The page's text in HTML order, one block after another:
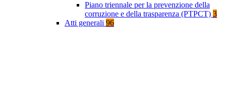
Piano triennale per la prevenzione della
corruzione e della trasparenza (PTPCT) 3
Atti generali 96